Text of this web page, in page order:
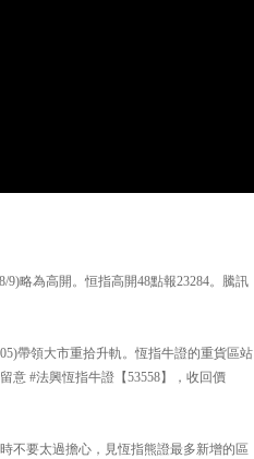
略為高開。恒指高開48點報23284。騰訊
帶領大市重拾升軌。恆指牛證的重貨區站
意 #法興恆指牛證【53558】，收回價
不要太過擔心，見恆指熊證最多新增的區